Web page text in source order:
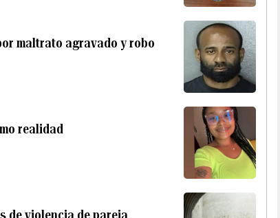
maltrato agravado y robo
realidad
de violencia de pareja